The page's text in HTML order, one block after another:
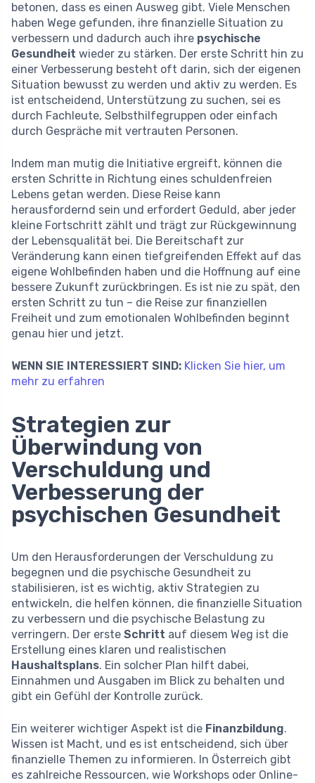
betonen, dass es einen Ausweg gibt. Viele Menschen
haben Wege gefunden, ihre finanzielle Situation zu
verbessern und dadurch auch ihre psychische
Gesundheit wieder zu stärken. Der erste Schritt hin zu
einer Verbesserung besteht oft darin, sich der eigenen
Situation bewusst zu werden und aktiv zu werden. Es
ist entscheidend, Unterstützung zu suchen, sei es
durch Fachleute, Selbsthilfegruppen oder einfach
durch Gespräche mit vertrauten Personen.
Indem man mutig die Initiative ergreift, können die
ersten Schritte in Richtung eines schuldenfreien
Lebens getan werden. Diese Reise kann
herausfordernd sein und erfordert Geduld, aber jeder
kleine Fortschritt zählt und trägt zur Rückgewinnung
der Lebensqualität bei. Die Bereitschaft zur
Veränderung kann einen tiefgreifenden Effekt auf das
eigene Wohlbefinden haben und die Hoffnung auf eine
bessere Zukunft zurückbringen. Es ist nie zu spät, den
ersten Schritt zu tun – die Reise zur finanziellen
Freiheit und zum emotionalen Wohlbefinden beginnt
genau hier und jetzt.
WENN SIE INTERESSIERT SIND: Klicken Sie hier, um
mehr zu erfahren
Strategien zur
Überwindung von
Verschuldung und
Verbesserung der
psychischen Gesundheit
Um den Herausforderungen der Verschuldung zu
begegnen und die psychische Gesundheit zu
stabilisieren, ist es wichtig, aktiv Strategien zu
entwickeln, die helfen können, die finanzielle Situation
zu verbessern und die psychische Belastung zu
verringern. Der erste Schritt auf diesem Weg ist die
Erstellung eines klaren und realistischen
Haushaltsplans. Ein solcher Plan hilft dabei,
Einnahmen und Ausgaben im Blick zu behalten und
gibt ein Gefühl der Kontrolle zurück.
Ein weiterer wichtiger Aspekt ist die Finanzbildung.
Wissen ist Macht, und es ist entscheidend, sich über
finanzielle Themen zu informieren. In Österreich gibt
es zahlreiche Ressourcen, wie Workshops oder Online-